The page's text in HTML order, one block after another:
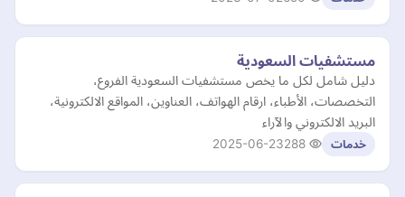
مستشفيات السعودية
دليل شامل لكل ما يخص مستشفيات السعودية الفروع،
التخصصات، الأطباء، ارقام الهواتف، العناوين، المواقع الالكترونية،
البريد الالكتروني والآراء
خدمات 2025-06-23